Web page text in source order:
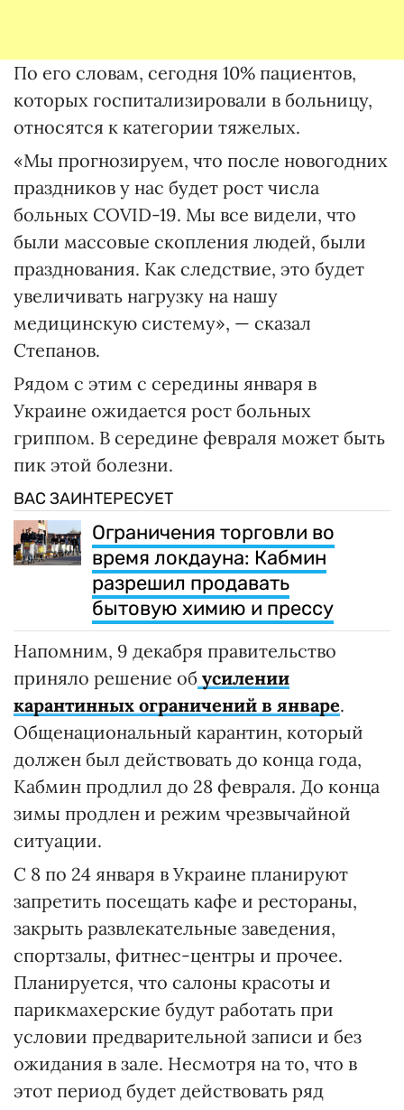
По его словам, сегодня 10% пациентов,
которых госпитализировали в больницу,
относятся к категории тяжелых.
«Мы прогнозируем, что после новогодних
праздников у нас будет рост числа
больных COVID-19. Мы все видели, что
были массовые скопления людей, были
празднования. Как следствие, это будет
увеличивать нагрузку на нашу
медицинскую систему», — сказал
Степанов.
Рядом с этим с середины января в
Украине ожидается рост больных
гриппом. В середине февраля может быть
пик этой болезни.
ВАС ЗАИНТЕРЕСУЕТ
Ограничения торговли во
время локдауна: Кабмин
разрешил продавать
бытовую химию и прессу
Напомним, 9 декабря правительство
приняло решение об усилении
карантинных ограничений в январе.
Общенациональный карантин, который
должен был действовать до конца года,
Кабмин продлил до 28 февраля. До конца
зимы продлен и режим чрезвычайной
ситуации.
С 8 по 24 января в Украине планируют
запретить посещать кафе и рестораны,
закрыть развлекательные заведения,
спортзалы, фитнес-центры и прочее.
Планируется, что салоны красоты и
парикмахерские будут работать при
условии предварительной записи и без
ожидания в зале. Несмотря на то, что в
этот период будет действовать ряд